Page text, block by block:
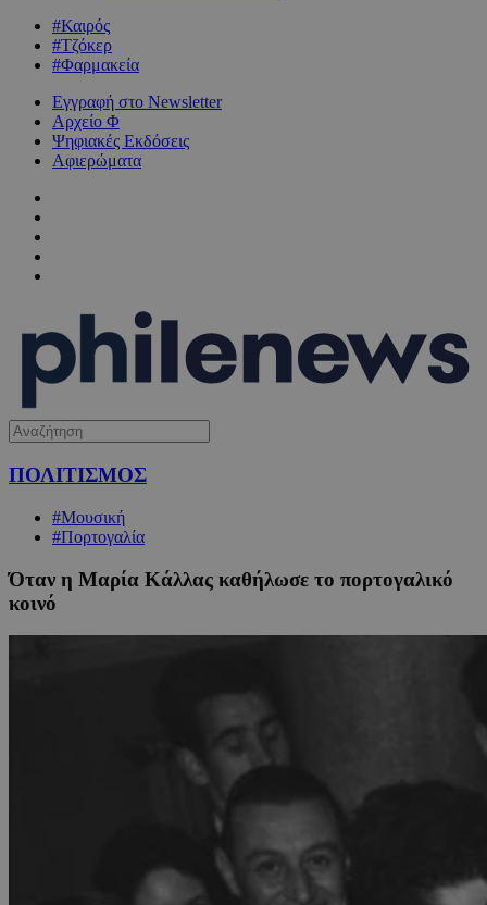
#Καιρός
#Τζόκερ
#Φαρμακεία
Εγγραφή στο Newsletter
Αρχείο Φ
Ψηφιακές Εκδόσεις
Αφιερώματα
ΠΟΛΙΤΙΣΜΟΣ
#Μουσική
#Πορτογαλία
Όταν η Μαρία Κάλλας καθήλωσε το πορτογαλικό
κοινό